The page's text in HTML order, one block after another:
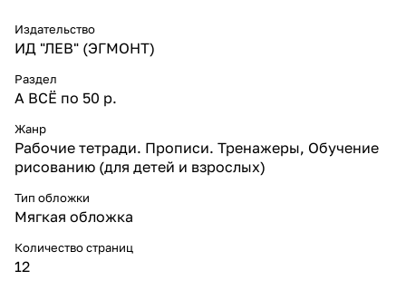
Издательство
ИД "ЛЕВ" (ЭГМОНТ)
Раздел
А ВСЁ по 50 р.
Жанр
Рабочие тетради. Прописи. Тренажеры, Обучение
рисованию (для детей и взрослых)
Тип обложки
Мягкая обложка
Количество страниц
12